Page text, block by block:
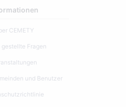
CEMETY
gestellte Fragen
und Benutzer